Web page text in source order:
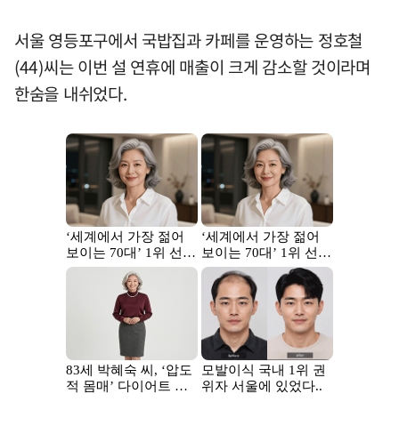
서울 영등포구에서 국밥집과 카페를 운영하는 정호철
(44)씨는 이번 설 연휴에 매출이 크게 감소할 것이라며
한숨을 내쉬었다.